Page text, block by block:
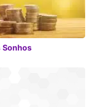
Sonhos